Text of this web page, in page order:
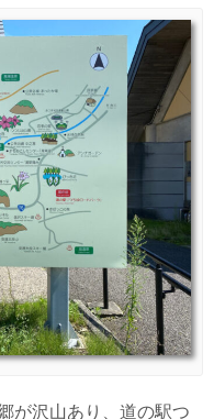
が沢山あり、道の駅つ